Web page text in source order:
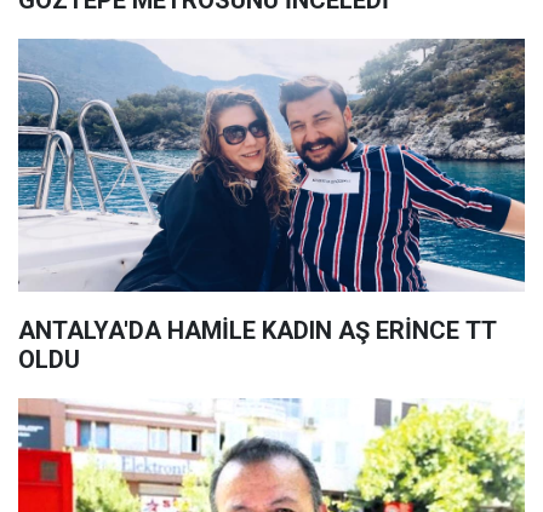
ANTALYA'DA HAMİLE KADIN AŞ ERİNCE TT
OLDU